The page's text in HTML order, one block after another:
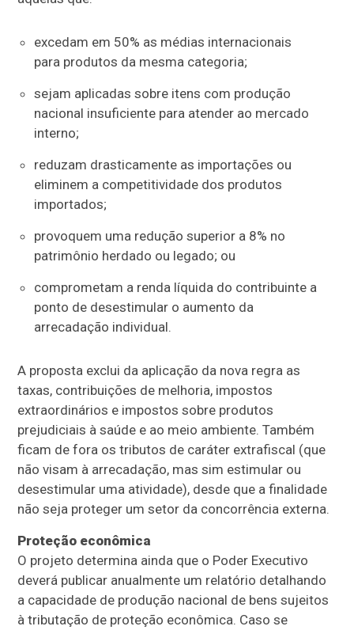
excedam em 50% as médias internacionais
para produtos da mesma categoria;
sejam aplicadas sobre itens com produção
nacional insuficiente para atender ao mercado
interno;
reduzam drasticamente as importações ou
eliminem a competitividade dos produtos
importados;
provoquem uma redução superior a 8% no
patrimônio herdado ou legado; ou
comprometam a renda líquida do contribuinte a
ponto de desestimular o aumento da
arrecadação individual.
A proposta exclui da aplicação da nova regra as
taxas, contribuições de melhoria, impostos
extraordinários e impostos sobre produtos
prejudiciais à saúde e ao meio ambiente. Também
ficam de fora os tributos de caráter extrafiscal (que
não visam à arrecadação, mas sim estimular ou
desestimular uma atividade), desde que a finalidade
não seja proteger um setor da concorrência externa.
Proteção econômica
O projeto determina ainda que o Poder Executivo
deverá publicar anualmente um relatório detalhando
a capacidade de produção nacional de bens sujeitos
à tributação de proteção econômica. Caso se